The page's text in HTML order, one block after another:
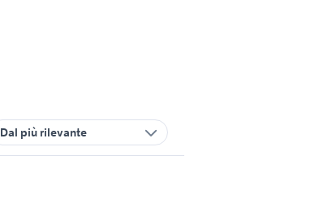
Dal più rilevante